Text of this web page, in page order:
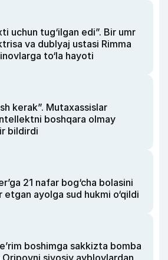
uchun tug‘ilgan edi”. Bir umr
va dublyaj ustasi Rimma
to‘la hayoti
kerak”. Mutaxassislar
boshqara olmay
bildirdi
21 nafar bog‘cha bolasini
etgan ayolga sud hukmi o‘qildi
boshimga sakkizta bomba
Oripovni siyosiy ayblovlardan